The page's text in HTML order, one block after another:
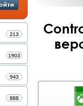
213
1903
943
888